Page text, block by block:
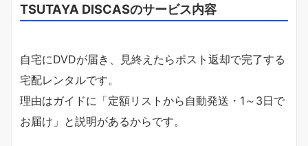
TSUTAYA DISCASのサービス内容
自宅にDVDが届き、見終えたらポスト返却で完了する
宅配レンタルです。
理由はガイドに「定額リストから自動発送・1～3日で
お届け」と説明があるからです。